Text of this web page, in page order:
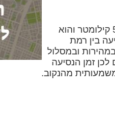
המרחק בין רמת השרון לזכרון יעקב בכבישים הוא בערך 56 קילומטר והוא
בין רמת
48 דקות והוא תלוי במהירות ובמסלול
זמן הנסיעה
מהנקוב.